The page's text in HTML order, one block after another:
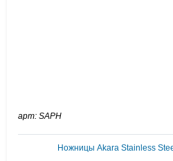
арт: SAPH
Ножницы Akara Stainless